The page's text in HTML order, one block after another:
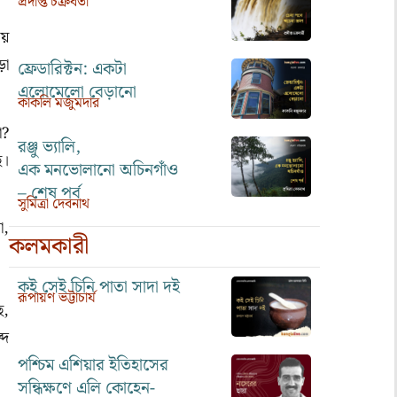
?
,
,
ফ্রেডারিক্টন: একটা
এলোমেলো বেড়ানো
কাকলি মজুমদার
রঞ্জু ভ্যালি,
এক মনভোলানো অচিনগাঁও
– শেষ পর্ব
সুমিত্রা দেবনাথ
কলমকারী
কই সেই চিনি পাতা সাদা দই
রূপায়ণ ভট্টাচার্য
পশ্চিম এশিয়ার ইতিহাসের
সন্ধিক্ষণে এলি কোহেন-